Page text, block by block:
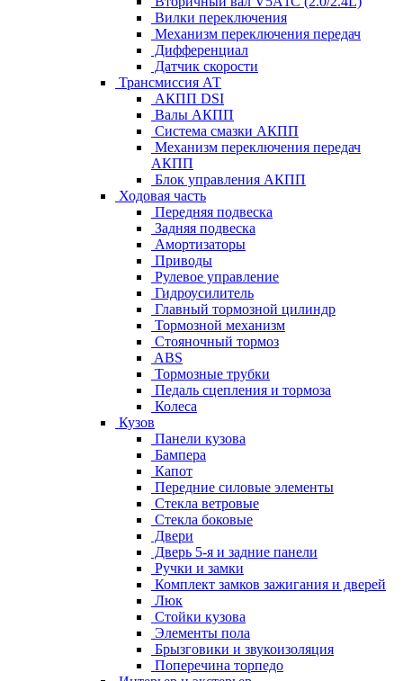
Вилки переключения
Механизм переключения передач
Дифференциал
Датчик скорости
Трансмиссия АТ
АКПП DSI
Валы АКПП
Система смазки АКПП
Механизм переключения передач
АКПП
Блок управления АКПП
Ходовая часть
Передняя подвеска
Задняя подвеска
Амортизаторы
Приводы
Рулевое управление
Гидроусилитель
Главный тормозной цилиндр
Тормозной механизм
Стояночный тормоз
ABS
Тормозные трубки
Педаль сцепления и тормоза
Колеса
Кузов
Панели кузова
Бампера
Капот
Передние силовые элементы
Стекла ветровые
Стекла боковые
Двери
Дверь 5-я и задние панели
Ручки и замки
Комплект замков зажигания и дверей
Люк
Стойки кузова
Элементы пола
Брызговики и звукоизоляция
Поперечина торпедо